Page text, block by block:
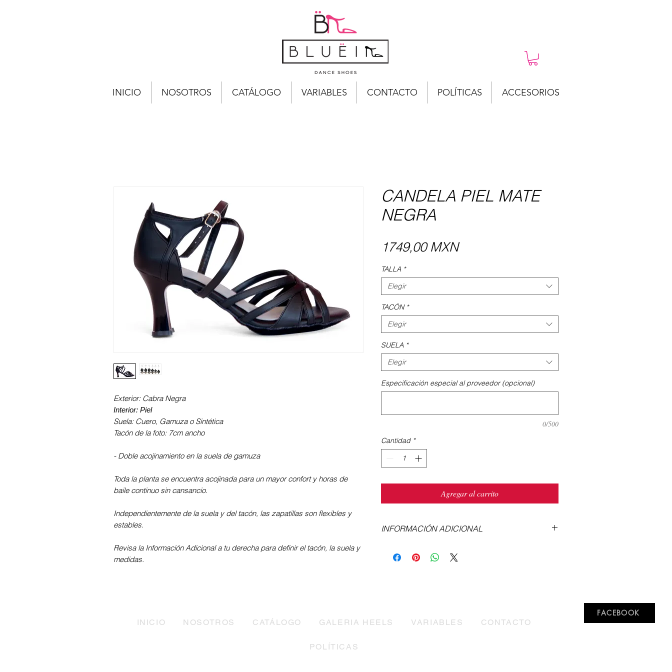
INICIO NOSOTROS CATÁLOGO VARIABLES CONTACTO POLÍTICAS ACCESORIOS
Exterior: Cabra Negra
Interior: Piel
Suela: Cuero, Gamuza o Sintética
Tacón de la foto: 7cm ancho
- Doble acojinamiento en la suela de gamuza
Toda la planta se encuentra acojinada para un mayor confort y horas de
baile continuo sin cansancio.
Independientemente de la suela y del tacón, las zapatillas son flexibles y
estables.
Revisa la Información Adicional a tu derecha para definir el tacón, la suela y
medidas.
CANDELA PIEL MATE
NEGRA
1749,00 MXNPrecio
TALLA *
Elegir
TACÓN *
Elegir
SUELA *
Elegir
Especificación especial al proveedor (opcional)
0/500
Cantidad *
Agregar al carrito
INFORMACIÓN ADICIONAL
tacón aquí, así como del tipo de suela
Cualquier duda con gusto la resolveremos,
INICIO NOSOTROS CATÁLOGO GALERIA HEELS VARIABLES CONTACTO
POLÍTICAS
FACEBOOK